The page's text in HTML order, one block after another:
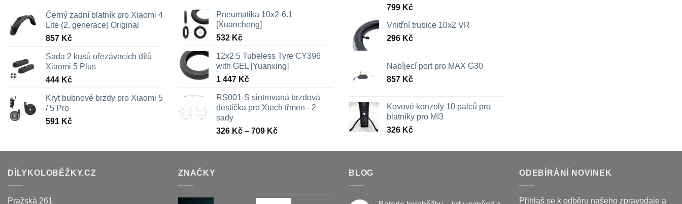
Černý zadní blatník pro Xiaomi 4
Lite (2. generace) Original
857 Kč
Sada 2 kusů ořezávacích dílů
Xiaomi 5 Plus
444 Kč
Kryt bubnové brzdy pro Xiaomi 5
/ 5 Pro
591 Kč
Pneumatika 10x2-6.1
[Xuancheng]
532 Kč
12x2.5 Tubeless Tyre CY396
with GEL [Yuanxing]
1 447 Kč
RS001-S sintrovaná brzdová
destička pro Xtech třmen - 2
sady
326 Kč – 709 KčRozpětí
326 Kč
799 Kč
Vnitřní trubice 10x2 VR
296 Kč
Nabíjecí port pro MAX G30
857 Kč
Kovové konzoly 10 palců pro
blatníky pro MI3
326 Kč
DÍLYKOLOBĚŽKY.CZ
Pražská 261
ZNAČKY BLOG ODEBÍRÁNÍ NOVINEK
Přihlaš se k odběru našeho zpravodaje a